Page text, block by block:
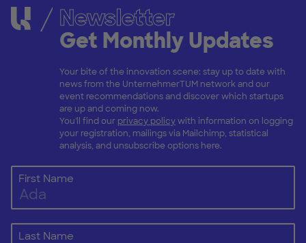
Newsletter
Get Monthly Updates
Your bite of the innovation scene: stay up to date with
news from the UnternehmerTUM network and our
event recommendations and discover which startups
are up and coming now.
You'll find our privacy policywith information on logging
your registration, mailings via Mailchimp, statistical
analysis, and unsubscribe options here.
First Name
Last Name